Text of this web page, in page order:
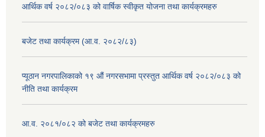
आर्थिक वर्ष २०८२/०८३ को वार्षिक स्वीकृत योजना तथा कार्यक्रमहरु
बजेट तथा कार्यक्रम (आ.व. २०८२/८३)
प्यूठान नगरपालिकाको १९ औं नगरसभामा प्रस्तुत आर्थिक वर्ष २०८२/०८३ को
नीति तथा कार्यक्रम
आ.व. २०८१/०८२ को बजेट तथा कार्यक्रमहरु